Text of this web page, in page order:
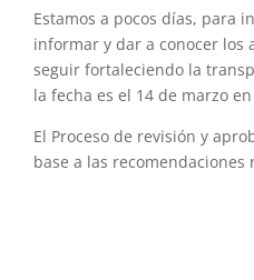
Estamos a pocos días, para
informar y dar aconocer los
seguir fortaleciendo la
la fecha es el 14 de marzo
El Proceso de revisión y
base a las recomendaciones